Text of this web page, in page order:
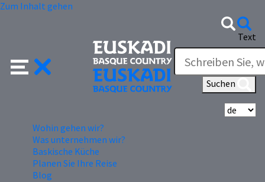
Zum Inhalt gehen
Text
Suchen
Wohin gehen wir?
Was unternehmen wir?
Baskische Küche
Planen Sie Ihre Reise
Blog